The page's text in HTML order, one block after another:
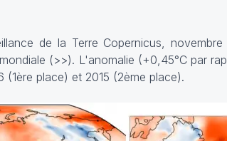
de la Terre Copernicus,
(>>). L'anomalie (+0,45°C par
place) et 2015 (2ème place).